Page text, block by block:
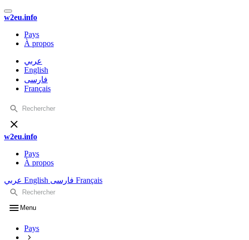
w2eu.info
Pays
À propos
عربي
English
فارسی
Français
w2eu.info
Pays
À propos
عربي English فارسی Français
Menu
Pays